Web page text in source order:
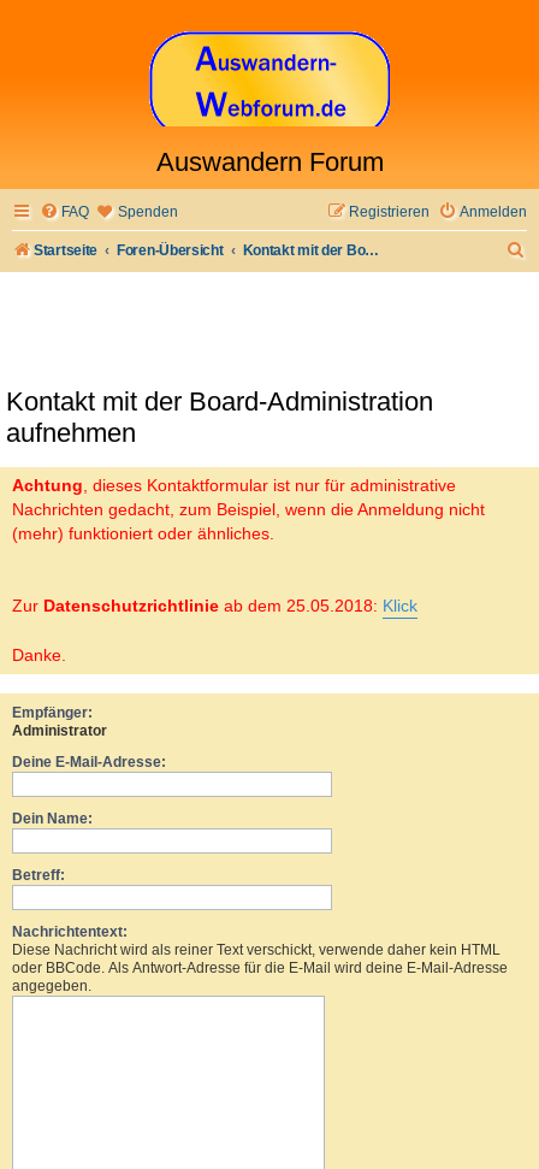
Auswandern Forum
FAQ Spenden Anmelden
Registrieren
Startseite Foren-Übersicht Kontakt mit der Board-Administration aufnehmen
Kontakt mit der Board-Administration
aufnehmen
Achtung , dieses Kontaktformular ist nur für administrative
Nachrichten gedacht, zum Beispiel, wenn die Anmeldung nicht
(mehr) funktioniert oder ähnliches.
Zur Datenschutzrichtlinie ab dem 25.05.2018: Klick
Danke.
Empfänger:
Administrator
Deine E-Mail-Adresse:
Dein Name:
Betreff:
Nachrichtentext:
Diese Nachricht wird als reiner Text verschickt, verwende daher kein HTML
oder BBCode. Als Antwort-Adresse für die E-Mail wird deine E-Mail-Adresse
angegeben.